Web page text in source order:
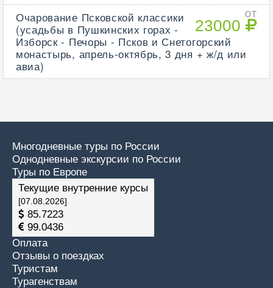
ОТ
23000
Очарование Псковской классики
(усадьбы в Пушкинских горах -
Изборск - Печоры - Псков и Снетогорский
монастырь, апрель-октябрь, 3 дня + ж/д или
авиа)
Многодневные туры по России
Однодневные экскурсии по России
Туры по Европе
Текущие внутренние курсы
[07.08.2026]
85.7223
99.0436
Оплата
Отзывы о поездках
Туристам
Турагенствам